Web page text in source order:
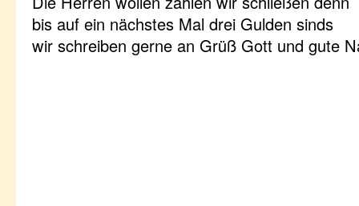
bis auf ein nächstes Mal drei Gulden sinds
wir schreiben gerne an Grüß Gott und gute